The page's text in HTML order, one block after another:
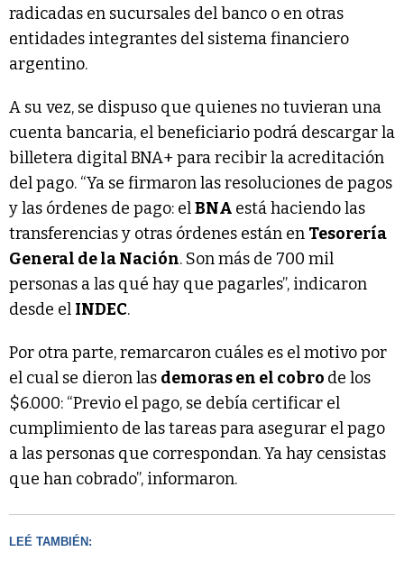
radicadas en sucursales del banco o en otras
entidades integrantes del sistema financiero
argentino.
A su vez, se dispuso que quienes no tuvieran una
cuenta bancaria, el beneficiario podrá descargar la
billetera digital BNA+ para recibir la acreditación
del pago. “Ya se firmaron las resoluciones de pagos
y las órdenes de pago: elBNA está haciendo las
transferencias y otras órdenes están en Tesorería
General de la Nación. Son más de 700 mil
personas a las qué hay que pagarles”, indicaron
desde el INDEC.
Por otra parte, remarcaron cuáles es el motivo por
el cual se dieron las demoras en el cobro de los
$6.000: “Previo el pago, se debía certificar el
cumplimiento de las tareas para asegurar el pago
a las personas que correspondan. Ya hay censistas
que han cobrado”, informaron.
LEÉ TAMBIÉN: